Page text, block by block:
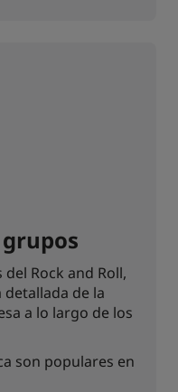
Rock and Roll,
de la
a lo largo de los
son populares en